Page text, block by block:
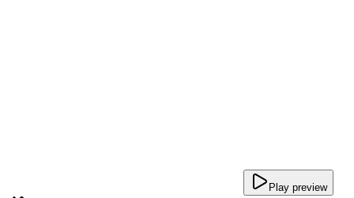
Play preview